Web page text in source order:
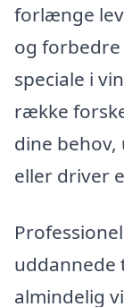
forlænge
og
speciale i
række
dine behov,
eller driver
uddannede
almindelig